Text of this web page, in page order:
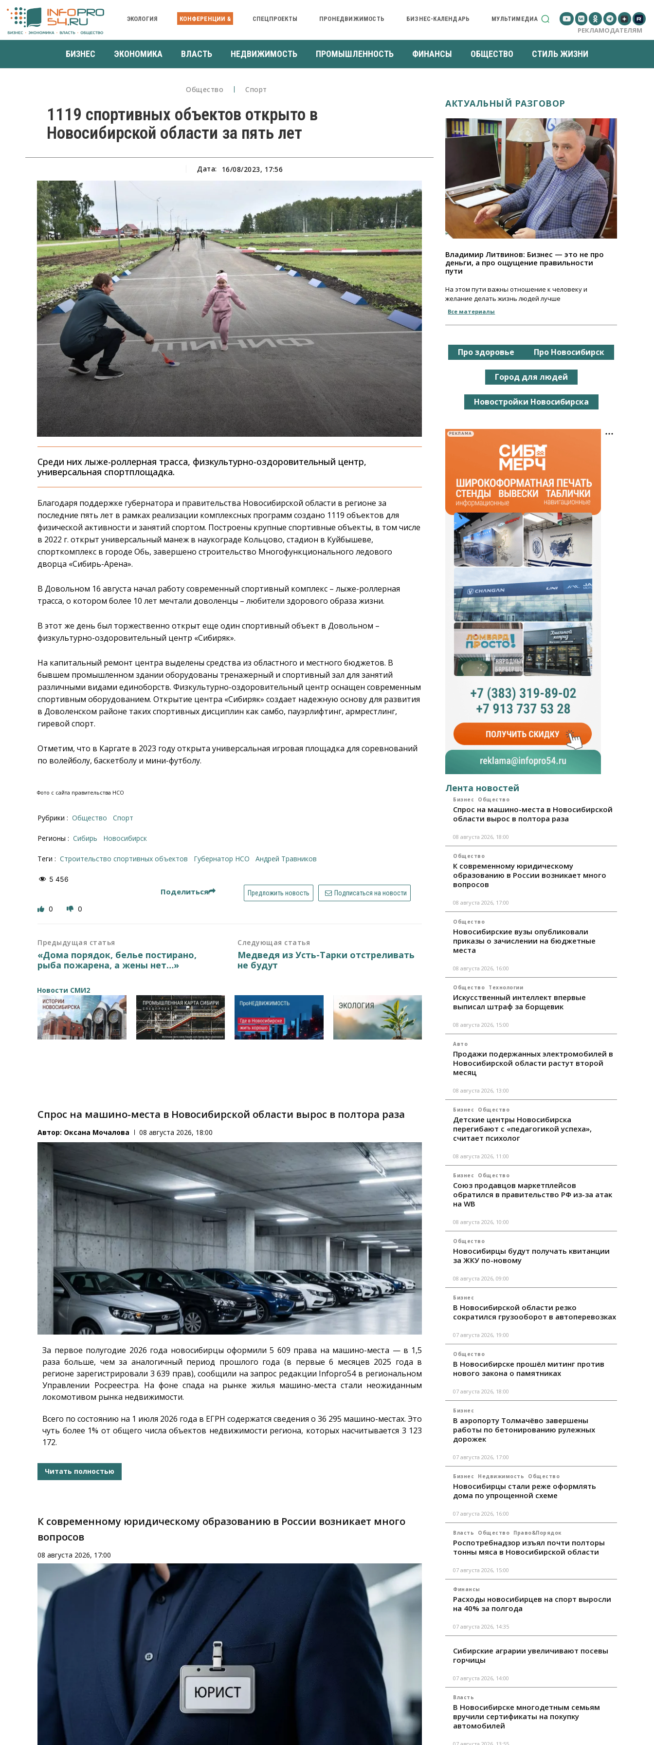
ЭКОЛОГИЯ КОНФЕРЕНЦИИ & СПЕЦПРОЕКТЫ ПРОНЕДВИЖИМОСТЬ БИЗНЕС-КАЛЕНДАРЬ МУЛЬТИМЕДИА
РЕКЛАМОДАТЕЛЯМ
БИЗНЕС ЭКОНОМИКА ВЛАСТЬ НЕДВИЖИМОСТЬ ПРОМЫШЛЕННОСТЬ ФИНАНСЫ ОБЩЕСТВО СТИЛЬ ЖИЗНИ
Общество Спорт
1119 спортивных объектов открыто в
Новосибирской области за пять лет
Дата: 16/08/2023, 17:56
Среди них лыже-роллерная трасса, физкультурно-оздоровительный центр,
универсальная спортплощадка.
Благодаря поддержке губернатора и правительства Новосибирской области в регионе за
последние пять лет в рамках реализации комплексных программ создано 1119 объектов для
физической активности и занятий спортом. Построены крупные спортивные объекты, в том числе
в 2022 г. открыт универсальный манеж в наукограде Кольцово, стадион в Куйбышеве,
спорткомплекс в городе Обь, завершено строительство Многофункционального ледового
дворца «Сибирь-Арена».
В Довольном 16 августа начал работу современный спортивный комплекс – лыже-роллерная
трасса, о котором более 10 лет мечтали доволенцы – любители здорового образа жизни.
В этот же день был торжественно открыт еще один спортивный объект в Довольном –
физкультурно-оздоровительный центр «Сибиряк».
На капитальный ремонт центра выделены средства из областного и местного бюджетов. В
бывшем промышленном здании оборудованы тренажерный и спортивный зал для занятий
различными видами единоборств. Физкультурно-оздоровительный центр оснащен современным
спортивным оборудованием. Открытие центра «Сибиряк» создает надежную основу для развития
в Доволенском районе таких спортивных дисциплин как самбо, пауэрлифтинг, армрестлинг,
гиревой спорт.
Отметим, что в Каргате в 2023 году открыта универсальная игровая площадка для соревнований
по волейболу, баскетболу и мини-футболу.
Фото с сайта правительства НСО
Рубрики : Общество Спорт
Регионы : Сибирь Новосибирск
Теги : строительство спортивных объектов губернатор НСО Андрей Травников
5 456
Поделиться Предложить новость Подписаться на новости
0 0
Предыдущая статья
«Дома порядок, белье постирано,
рыба пожарена, а жены нет…»
Следующая статья
Медведя из Усть-Тарки отстреливать
не будут
Новости СМИ2
Спрос на машино-места в Новосибирской области вырос в полтора раза
Автор: Оксана Мочалова 08 августа 2026, 18:00
За первое полугодие 2026 года новосибирцы оформили 5 609 права на машино-места — в 1,5
раза больше, чем за аналогичный период прошлого года (в первые 6 месяцев 2025 года в
регионе зарегистрировали 3 639 прав), сообщили на запрос редакции Infopro54в региональном
Управлении Росреестра. На фоне спада на рынке жилья машино-места стали неожиданным
локомотивом рынка недвижимости.
Всего по состоянию на 1 июля 2026 года в ЕГРН содержатся сведения о 36 295 машино-местах. Это
чуть более 1% от общего числа объектов недвижимости региона, которых насчитывается 3 123
172.
Читать полностью
К современному юридическому образованию в России возникает много
вопросов
08 августа 2026, 17:00
АКТУАЛЬНЫЙ РАЗГОВОР
Владимир Литвинов: Бизнес — это не про
деньги, а про ощущение правильности
пути
На этом пути важны отношение к человеку и
желание делать жизнь людей лучше
Все материалы
Про здоровье Про Новосибирск
Город для людей
Новостройки Новосибирска
РЕКЛАМА
Лента новостей
Бизнес Общество
Спрос на машино-места в Новосибирской
области вырос в полтора раза
08 августа 2026, 18:00
Общество
К современному юридическому
образованию в России возникает много
вопросов
08 августа 2026, 17:00
Общество
Новосибирские вузы опубликовали
приказы о зачислении на бюджетные
места
08 августа 2026, 16:00
Общество Технологии
Искусственный интеллект впервые
выписал штраф за борщевик
08 августа 2026, 15:00
Авто
Продажи подержанных электромобилей в
Новосибирской области растут второй
месяц
08 августа 2026, 13:00
Бизнес Общество
Детские центры Новосибирска
перегибают с «педагогикой успеха»,
считает психолог
08 августа 2026, 11:00
Бизнес Общество
Союз продавцов маркетплейсов
обратился в правительство РФ из-за атак
на WB
08 августа 2026, 10:00
Общество
Новосибирцы будут получать квитанции
за ЖКУ по-новому
08 августа 2026, 09:00
Бизнес
В Новосибирской области резко
сократился грузооборот в автоперевозках
07 августа 2026, 19:00
Общество
В Новосибирске прошёл митинг против
нового закона о памятниках
07 августа 2026, 18:00
Бизнес
В аэропорту Толмачёво завершены
работы по бетонированию рулежных
дорожек
07 августа 2026, 17:00
Бизнес Недвижимость Общество
Новосибирцы стали реже оформлять
дома по упрощенной схеме
07 августа 2026, 16:00
Власть Общество Право&Порядок
Роспотребнадзор изъял почти полторы
тонны мяса в Новосибирской области
07 августа 2026, 15:00
Финансы
Расходы новосибирцев на спорт выросли
на 40% за полгода
07 августа 2026, 14:35
Сибирские аграрии увеличивают посевы
горчицы
07 августа 2026, 14:00
Власть
В Новосибирске многодетным семьям
вручили сертификаты на покупку
автомобилей